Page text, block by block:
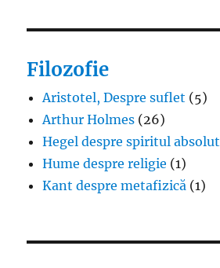
Filozofie
Aristotel, Despre suflet (5)
Arthur Holmes (26)
Hegel despre spiritul absolut
Hume despre religie (1)
Kant despre metafizică (1)